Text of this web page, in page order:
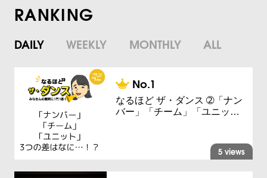
RANKING
DAILY WEEKLY MONTHLY ALL
なるほど ザ・ダンス ➁「ナン
バー」「チーム」「ユニッ…
5 views